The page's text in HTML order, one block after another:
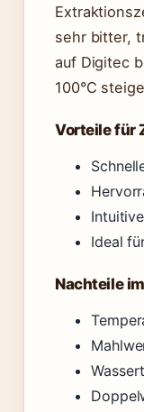
sehr bitter,
auf Digitec
100°C
Vorteile für
Ideal
Nachteile